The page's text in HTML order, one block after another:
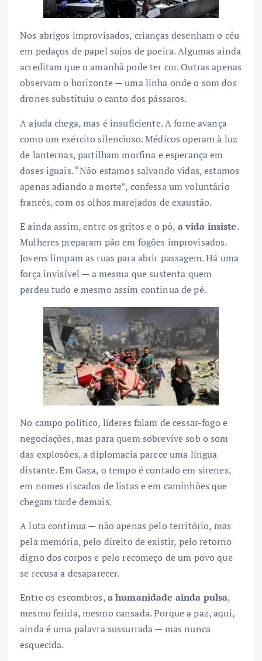
Nos abrigos improvisados, crianças desenham o céu
em pedaços de papel sujos de poeira. Algumas ainda
acreditam que o amanhã pode ter cor. Outras apenas
observam o horizonte — uma linha onde o som dos
drones substituiu o canto dos pássaros.
A ajuda chega, mas é insuficiente. A fome avança
como um exército silencioso. Médicos operam à luz
de lanternas, partilham morfina e esperança em
doses iguais. “Não estamos salvando vidas, estamos
apenas adiando a morte”, confessa um voluntário
francês, com os olhos marejados de exaustão.
E ainda assim, entre os gritos e o pó, a vida insiste.
Mulheres preparam pão em fogões improvisados.
Jovens limpam as ruas para abrir passagem. Há uma
força invisível — a mesma que sustenta quem
perdeu tudo e mesmo assim continua de pé.
No campo político, líderes falam de cessar-fogo e
negociações, mas para quem sobrevive sob o som
das explosões, a diplomacia parece uma língua
distante. Em Gaza, o tempo é contado em sirenes,
em nomes riscados de listas e em caminhões que
chegam tarde demais.
A luta continua — não apenas pelo território, mas
pela memória, pelo direito de existir, pelo retorno
digno dos corpos e pelo recomeço de um povo que
se recusa a desaparecer.
Entre os escombros,a humanidade ainda pulsa,
mesmo ferida, mesmo cansada. Porque a paz, aqui,
ainda é uma palavra sussurrada — mas nunca
esquecida.